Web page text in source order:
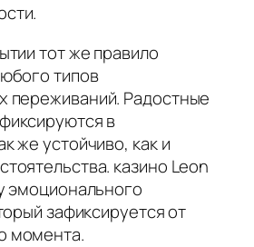
тот же правило
типов
переживаний. Радостные
в
же устойчиво, как и
казино Leon
эмоционального
зафиксируется от
момента.